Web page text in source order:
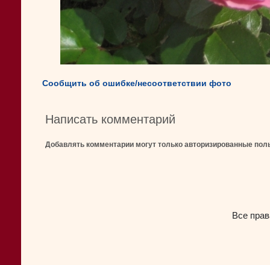
Сообщить об ошибке/несоответствии фото
Написать комментарий
Добавлять комментарии могут только авторизированные
Все